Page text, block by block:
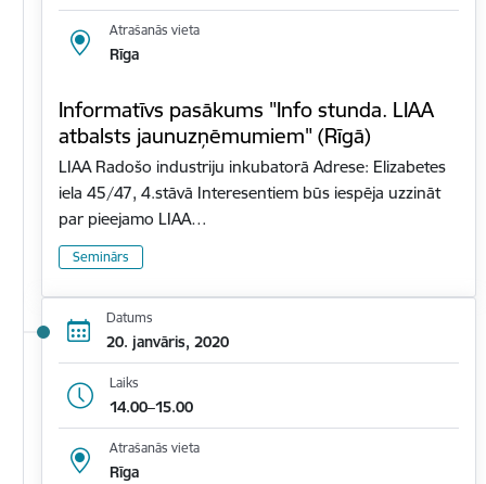
Atrašanās vieta
Rīga
Informatīvs pasākums "Info stunda. LIAA
atbalsts jaunuzņēmumiem" (Rīgā)
LIAA Radošo industriju inkubatorā Adrese: Elizabetes
iela 45/47, 4.stāvā Interesentiem būs iespēja uzzināt
par pieejamo LIAA…
Seminārs
Datums
20. janvāris, 2020
Laiks
14.00–15.00
Atrašanās vieta
Rīga